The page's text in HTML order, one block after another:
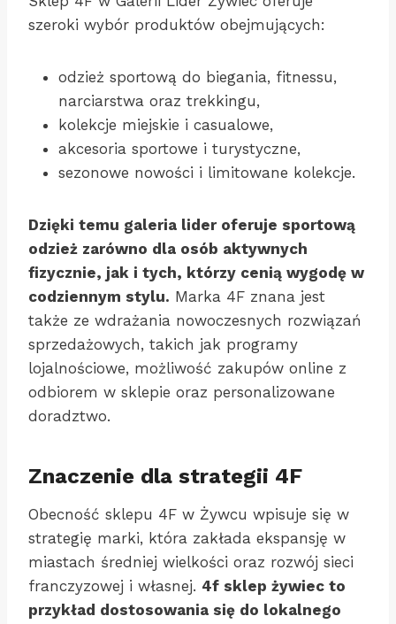
szeroki wybór produktów obejmujących:
odzież sportową do biegania, fitnessu,
narciarstwa oraz trekkingu,
kolekcje miejskie i casualowe,
akcesoria sportowe i turystyczne,
sezonowe nowości i limitowane kolekcje.
Dzięki temu galeria lider oferuje sportową
odzież zarówno dla osób aktywnych
fizycznie, jak i tych, którzy cenią wygodę w
codziennym stylu. Marka 4F znana jest
także ze wdrażania nowoczesnych rozwiązań
sprzedażowych, takich jak programy
lojalnościowe, możliwość zakupów online z
odbiorem w sklepie oraz personalizowane
doradztwo.
Znaczenie dla strategii 4F
Obecność sklepu 4F w Żywcu wpisuje się w
strategię marki, która zakłada ekspansję w
miastach średniej wielkości oraz rozwój sieci
franczyzowej i własnej. 4f sklep żywiec to
przykład dostosowania się do lokalnego